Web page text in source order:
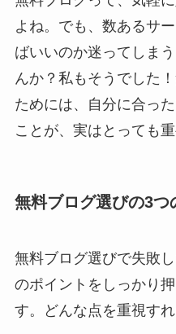
よね。でも、数あるサ
ばいいのか迷ってしま
んか？私もそうでした
ためには、自分に合っ
ことが、実はとっても重
無料ブログ選びの3つ
無料ブログ選びで失敗
のポイントをしっかり
す。どんな点を重視す